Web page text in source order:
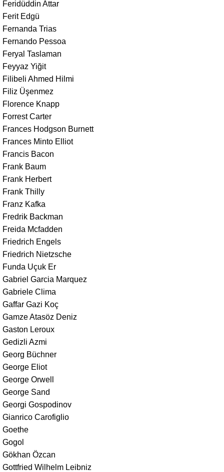
Feridüddin Attar
Ferit Edgü
Fernanda Trias
Fernando Pessoa
Feryal Taslaman
Feyyaz Yiğit
Filibeli Ahmed Hilmi
Filiz Üşenmez
Florence Knapp
Forrest Carter
Frances Hodgson Burnett
Frances Minto Elliot
Francis Bacon
Frank Baum
Frank Herbert
Frank Thilly
Franz Kafka
Fredrik Backman
Freida Mcfadden
Friedrich Engels
Friedrich Nietzsche
Funda Uçuk Er
Gabriel Garcia Marquez
Gabriele Clima
Gaffar Gazi Koç
Gamze Atasöz Deniz
Gaston Leroux
Gedizli Azmi
Georg Büchner
George Eliot
George Orwell
George Sand
Georgi Gospodinov
Gianrico Carofiglio
Goethe
Gogol
Gökhan Özcan
Gottfried Wilhelm Leibniz